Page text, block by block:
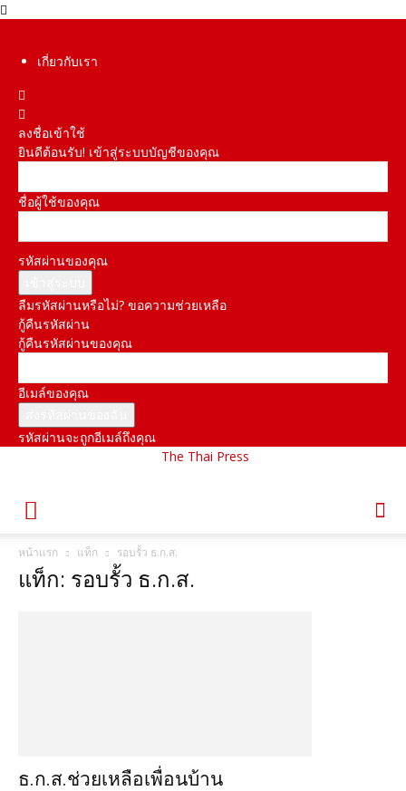
เกี่ยวกับเรา
ลงชื่อเข้าใช้
ยินดีต้อนรับ! เข้าสู่ระบบบัญชีของคุณ
ชื่อผู้ใช้ของคุณ
รหัสผ่านของคุณ
ลืมรหัสผ่านหรือไม่? ขอความช่วยเหลือ
กู้คืนรหัสผ่าน
กู้คืนรหัสผ่านของคุณ
อีเมล์ของคุณ
รหัสผ่านจะถูกอีเมล์ถึงคุณ
The Thai Press
หน้าแรก แท็ก รอบรั้ว ธ.ก.ส.
แท็ก: รอบรั้ว ธ.ก.ส.
ธ.ก.ส.ช่วยเหลือเพื่อนบ้าน